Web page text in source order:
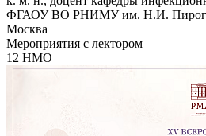
ФГАОУ ВО РНИМУ им. Н.И.
Москва
Мероприятия с лектором
12 НМО